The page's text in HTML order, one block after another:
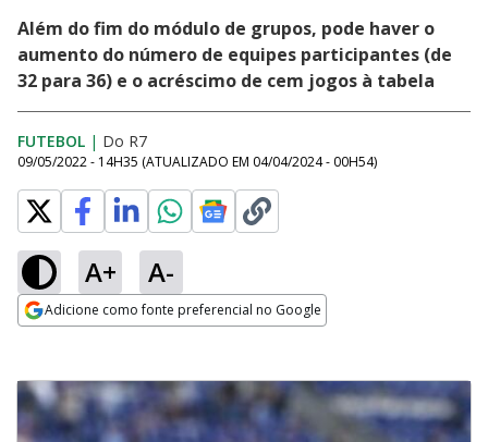
Além do fim do módulo de grupos, pode haver o
aumento do número de equipes participantes (de
32 para 36) e o acréscimo de cem jogos à tabela
FUTEBOL | Do R7
09/05/2022 - 14H35 (ATUALIZADO EM 04/04/2024 - 00H54)
A+ A-
Adicione como fonte preferencial no Google